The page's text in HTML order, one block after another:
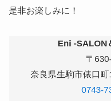
是非お楽しみに！
Eni -SALON
〒
奈良県生駒市俵口
0743-